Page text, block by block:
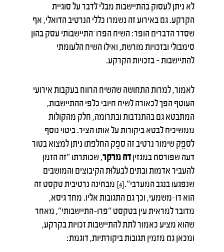
לא ניתן לעסוק בהתיישבות מבלי לדבר על סוגיית
הקרקע. גם באירוע זה נשמרו כללי הנרטיב הדואלי, אף
שסדר הדברים הופר: השיח הפרו־התיישבותי עסק בהון
סימבולי ובזכויות מורשת, ואילו השיח הלעומתי
להתיישבות – בזכויות הקרקע.
לאמור, למרות התחושה שהשיח הרווח בעקבות אירועי
העוטף הפך לכאורה לשיח חיובי כלפי ההתיישבות,
המתבטא גם בהתנדבות ובתרומה, חלק מהקולות
ממשיכים לבטא ביקורות על אותו הציר. ביטוי נוסף
לספֵק שימור נרטיב זה ספֵק החלפתו ניתן למצוא בטור
דעה שפורסם במגזיןדה מרקר, שכותרתו "זה הזמן
להעביר אדמות ובתים לבעלוּת הקיבוצים והמושבים
שנפגעו בנגב המערבי".[4]
מבחינה נרטיבית טקסט זה
הוא דו-משמעי, וכך גם התגובות אליו. מחד גיסא,
מדובר למראית עין בטקסט "פרו-התיישבותי", מאחר
שהוא מציע כאמור לתת להתיישבות זכויות בקרקע,
ומכאן גם מזמין תגובות ביקורתיות, דוגמת: